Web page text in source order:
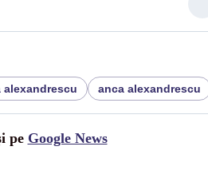
alexandrescu anca alexandrescu
pe Google News